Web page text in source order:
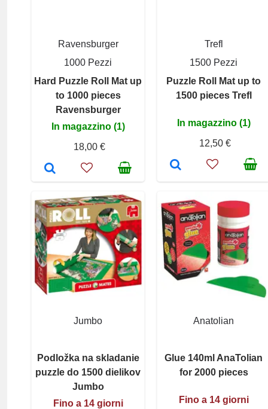
Ravensburger
1000 Pezzi
Hard Puzzle Roll Mat up
to 1000 pieces
Ravensburger
In magazzino (1)
18,00 €
Trefl
1500 Pezzi
Puzzle Roll Mat up to
1500 pieces Trefl
In magazzino (1)
12,50 €
Jumbo
Podložka na skladanie
puzzle do 1500 dielikov
Jumbo
Fino a 14 giorni
Anatolian
Glue 140ml AnaTolian
for 2000 pieces
Fino a 14 giorni